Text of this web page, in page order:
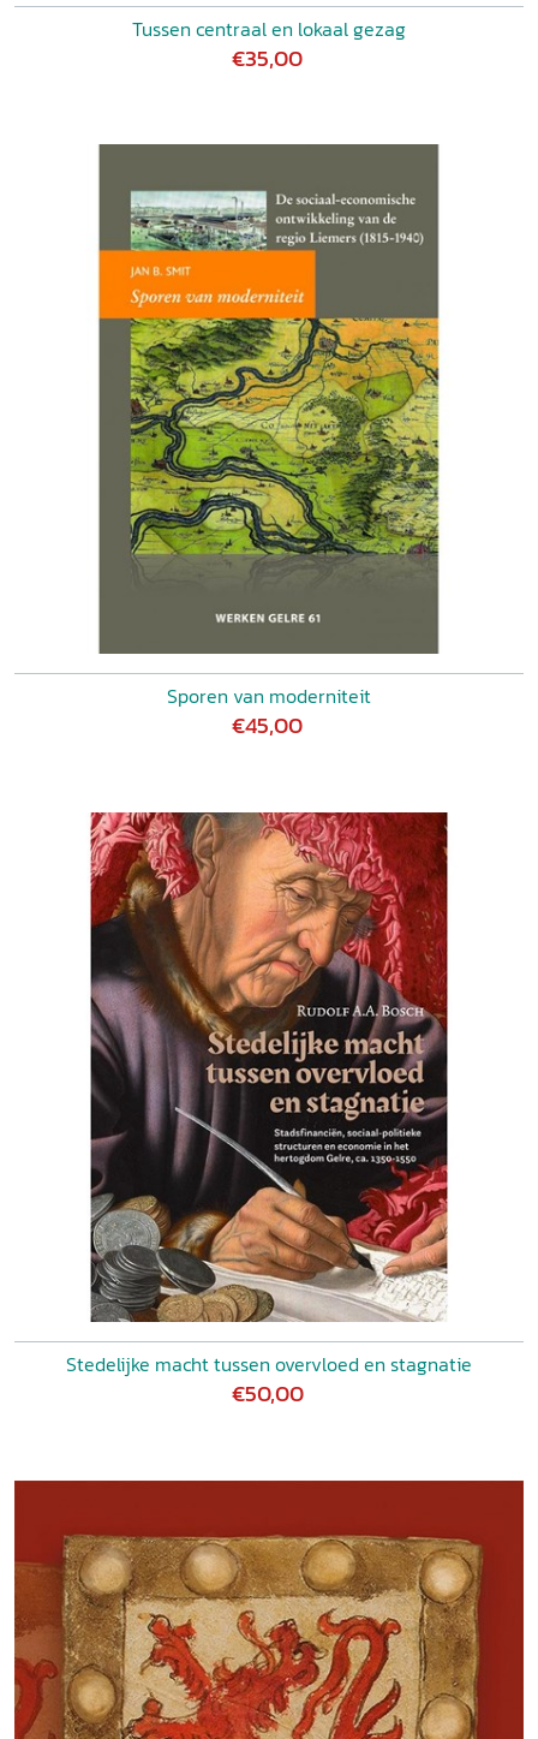
Tussen centraal en lokaal gezag
€35,00
Sporen van moderniteit
€45,00
Stedelijke macht tussen overvloed en stagnatie
€50,00